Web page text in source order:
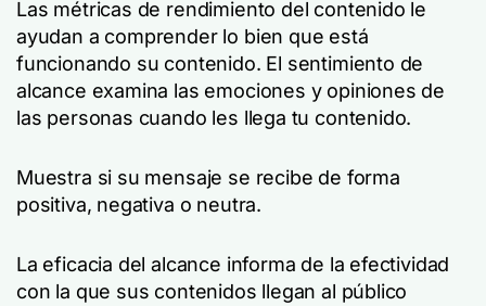
Las métricas de rendimiento del contenido le
ayudan a comprender lo bien que está
funcionando su contenido. El sentimiento de
alcance examina las emociones y opiniones de
las personas cuando les llega tu contenido.
Muestra si su mensaje se recibe de forma
positiva, negativa o neutra.
La eficacia del alcance informa de la efectividad
con la que sus contenidos llegan al público